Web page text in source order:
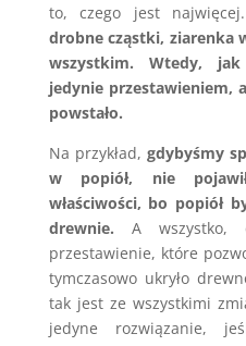
to, czego jest
drobne cząstki, ziarenka
wszystkim. Wtedy,
jedynie przestawieniem,
powstało.
Na przykład,gdybyśmy
w popiół, nie
właściwości, bo popiół
drewnie. A
przestawienie, które
tymczasowo ukryło
tak jest ze wszystkimi
jedyne rozwiązanie,